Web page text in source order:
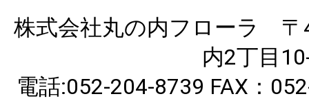
株式会社丸の内フローラ
内2丁目
電話:052-204-8739 FAX：